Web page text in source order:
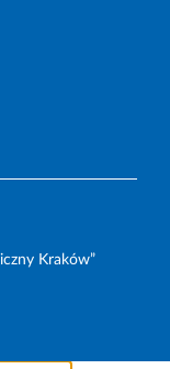
Kraków”